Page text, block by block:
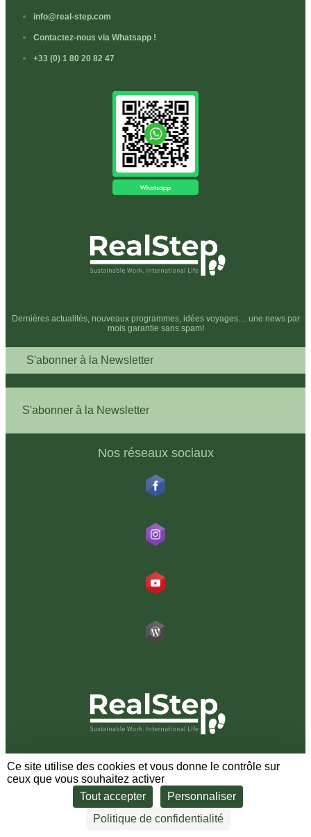
Ce site utilise des cookies et vous donne le contrôle sur
ceux que vous souhaitez activer
Tout accepter
Personnaliser
Politique de confidentialité
info@real-step.com
Contactez-nous via Whatsapp !
+33 (0) 1 80 20 82 47
Dernières actualités, nouveaux programmes, idées voyages… une news par
mois garantie sans spam!
S'abonner à la Newsletter
S'abonner à la Newsletter
Nos réseaux sociaux
Nous contacter
info@real-step.com
Contactez-nous via Whatsapp !